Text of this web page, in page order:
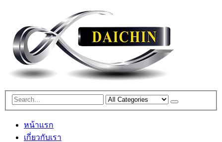
หน้าแรก
เกี่ยวกับเรา